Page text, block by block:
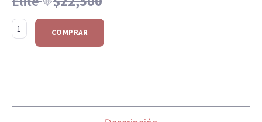
COMPRAR